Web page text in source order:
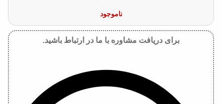
ناموجود
برای دریافت مشاوره با ما در ارتباط باشید.